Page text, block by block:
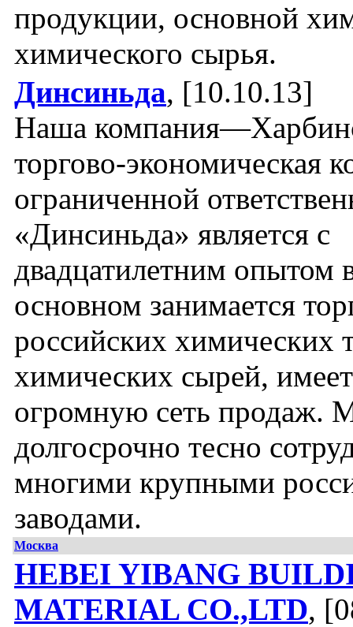
продукции, основной
химического сырья.
Динсиньда, [10.10.13]
Наша
торгово-экономическая
ограниченной
«Динсиньда» является с
двадцатилетним опытом
основном занимается
российских химических
химических сырей, имеет
огромную сеть продаж.
долгосрочно тесно
многими крупными
заводами.
Москва
HEBEI YIBANG
MATERIAL CO.,LTD,